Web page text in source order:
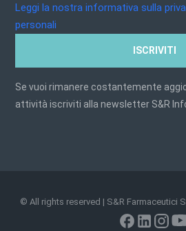
Leggi la nostra informativa sulla
personali
ISCRIVITI
Se vuoi rimanere costantemente
attività iscriviti alla newsletter S&R
© All rights reserved | S&R Farmaceutici